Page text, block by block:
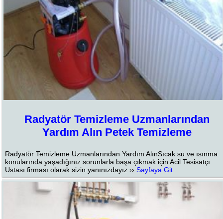
Radyatör Temizleme Uzmanlarından
Yardım Alın Petek Temizleme
Radyatör Temizleme Uzmanlarından Yardım AlınSıcak su ve ısınma
konularında yaşadığınız sorunlarla başa çıkmak için Acil Tesisatçı
Ustası firması olarak sizin yanınızdayız ››Sayfaya Git